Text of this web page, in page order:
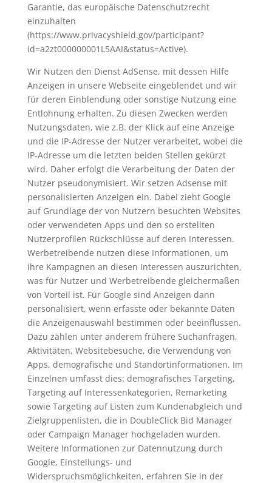
Garantie, das europäische Datenschutzrecht
einzuhalten
(https://www.privacyshield.gov/participant?
id=a2zt000000001L5AAI&status=Active).
Wir Nutzen den Dienst AdSense, mit dessen Hilfe
Anzeigen in unsere Webseite eingeblendet und wir
für deren Einblendung oder sonstige Nutzung eine
Entlohnung erhalten. Zu diesen Zwecken werden
Nutzungsdaten, wie z.B. der Klick auf eine Anzeige
und die IP-Adresse der Nutzer verarbeitet, wobei die
IP-Adresse um die letzten beiden Stellen gekürzt
wird. Daher erfolgt die Verarbeitung der Daten der
Nutzer pseudonymisiert. Wir setzen Adsense mit
personalisierten Anzeigen ein. Dabei zieht Google
auf Grundlage der von Nutzern besuchten Websites
oder verwendeten Apps und den so erstellten
Nutzerprofilen Rückschlüsse auf deren Interessen.
Werbetreibende nutzen diese Informationen, um
ihre Kampagnen an diesen Interessen auszurichten,
was für Nutzer und Werbetreibende gleichermaßen
von Vorteil ist. Für Google sind Anzeigen dann
personalisiert, wenn erfasste oder bekannte Daten
die Anzeigenauswahl bestimmen oder beeinflussen.
Dazu zählen unter anderem frühere Suchanfragen,
Aktivitäten, Websitebesuche, die Verwendung von
Apps, demografische und Standortinformationen. Im
Einzelnen umfasst dies: demografisches Targeting,
Targeting auf Interessenkategorien, Remarketing
sowie Targeting auf Listen zum Kundenabgleich und
Zielgruppenlisten, die in DoubleClick Bid Manager
oder Campaign Manager hochgeladen wurden.
Weitere Informationen zur Datennutzung durch
Google, Einstellungs- und
Widerspruchsmöglichkeiten, erfahren Sie in der